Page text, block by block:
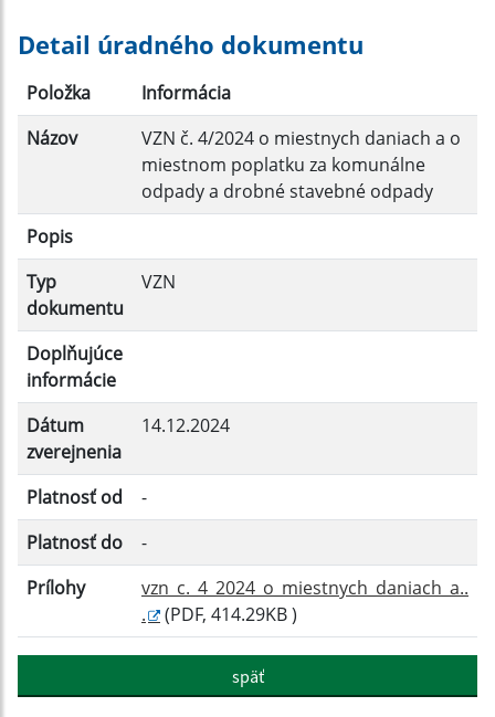
Dátum zverejnenia do:
Platnosť od:
Platnosť do:
Filtrovať Reset
Detail úradného dokumentu
Položka
Informácia
Názov
VZN č. 4/2024 o miestnych daniach a o
miestnom poplatku za komunálne
odpady a drobné stavebné odpady
Popis
Typ
dokumentu
VZN
Doplňujúce
informácie
Dátum
zverejnenia
14.12.2024
Platnosť od
-
Platnosť do
-
Prílohy
vzn_c._4_2024_o_miestnych_daniach_a..
.
(PDF, 414.29KB )
späť